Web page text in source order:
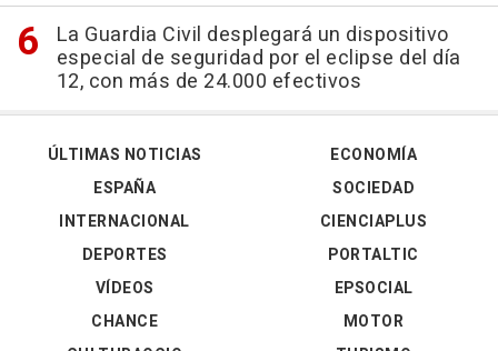
La Guardia Civil desplegará un dispositivo
especial de seguridad por el eclipse del día
12, con más de 24.000 efectivos
ÚLTIMAS NOTICIAS
ESPAÑA
INTERNACIONAL
DEPORTES
VÍDEOS
ECONOMÍA
SOCIEDAD
CIENCIAPLUS
PORTALTIC
EPSOCIAL
CHANCE
MOTOR